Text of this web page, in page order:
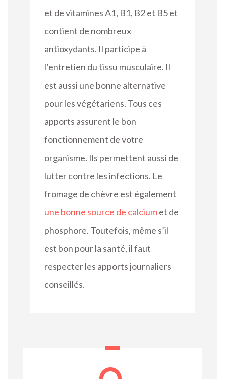
et de vitamines A1, B1, B2 et B5 et
contient de nombreux
antioxydants. Il participe à
l’entretien du tissu musculaire. Il
est aussi une bonne alternative
pour les végétariens. Tous ces
apports assurent le bon
fonctionnement de votre
organisme. Ils permettent aussi de
lutter contre les infections. Le
fromage de chèvre est également
une bonne source de calciumet de
phosphore. Toutefois, même s’il
est bon pour la santé, il faut
respecter les apports journaliers
conseillés.